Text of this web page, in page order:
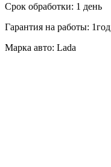
Срок обработки: 1 день
Гарантия на работы: 1год
Марка авто: Lada